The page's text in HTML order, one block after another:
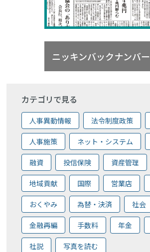
ニッキンバックナンバー
カテゴリで見る
人事異動情報 法令制度政策
人事施策 ネット・システム
融資 投信保険 資産管理
地域貢献 国際 営業店
おくやみ 為替・決済 社会
金融再編 手数料 年金
社説 写真を読む